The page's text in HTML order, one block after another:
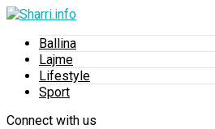
Ballina
Lajme
Lifestyle
Sport
Connect with us